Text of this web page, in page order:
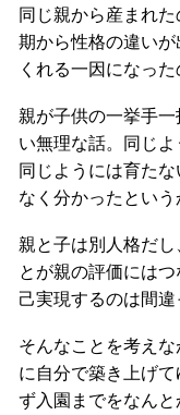
同じ親から産まれ
期から性格の違い
くれる一因になった
親が子供の一挙手
い無理な話。同じ
同じようには育た
なく分かったという
親と子は別人格だ
とが親の評価には
己実現するのは間違
そんなことを考え
に自分で築き上げ
ず入園までをなん